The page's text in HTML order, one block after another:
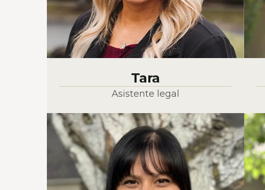
Tara
Asistente legal